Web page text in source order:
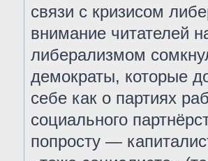
связи с кризисом
внимание читателей
либерализмом
демократы, которые
себе как о партиях
социального
попросту —